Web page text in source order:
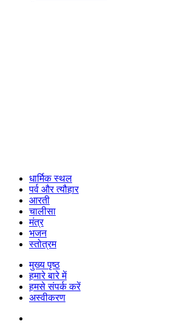
धार्मिक स्थल
पर्व और त्यौहार
आरती
चालीसा
मंत्र
भजन
स्तोत्रम
मुख्य पृष्ठ
हमारे बारे में
हमसे संपर्क करें
अस्वीकरण